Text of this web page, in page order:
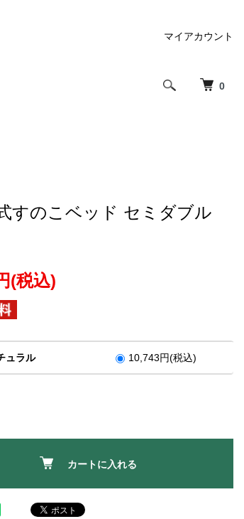
0
マイアカウント
すのこベッド セミダブル
(税込)
ュラル 10,743円(税込)
カートに入れる